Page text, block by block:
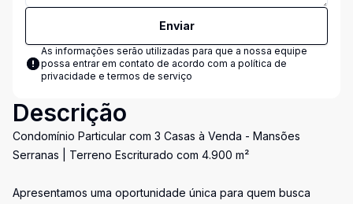
Enviar
As informações serão utilizadas para que a nossa equipe
possa entrar em contato de acordo com a política de
privacidade e termos de serviço
Descrição
Condomínio Particular com 3 Casas à Venda - Mansões
Serranas | Terreno Escriturado com 4.900 m²
Apresentamos uma oportunidade única para quem busca